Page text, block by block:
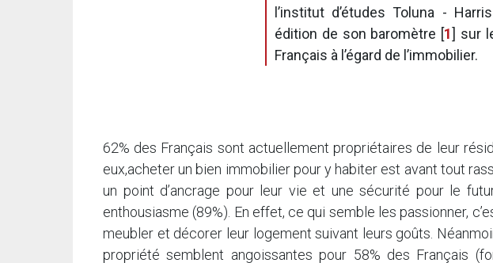
l’institut d’études Toluna -
édition de son baromètre [1] sur
Français à l’égard de l’immobilier.
62% des Français sont actuellement propriétaires de leur
eux,acheter un bien immobilier pour y habiter est avant tout
un point d’ancrage pour leur vie et une sécurité pour le
enthousiasme (89%). En effet, ce qui semble les passionner,
meubler et décorer leur logement suivant leurs goûts.
propriété semblent angoissantes pour 58% des Français